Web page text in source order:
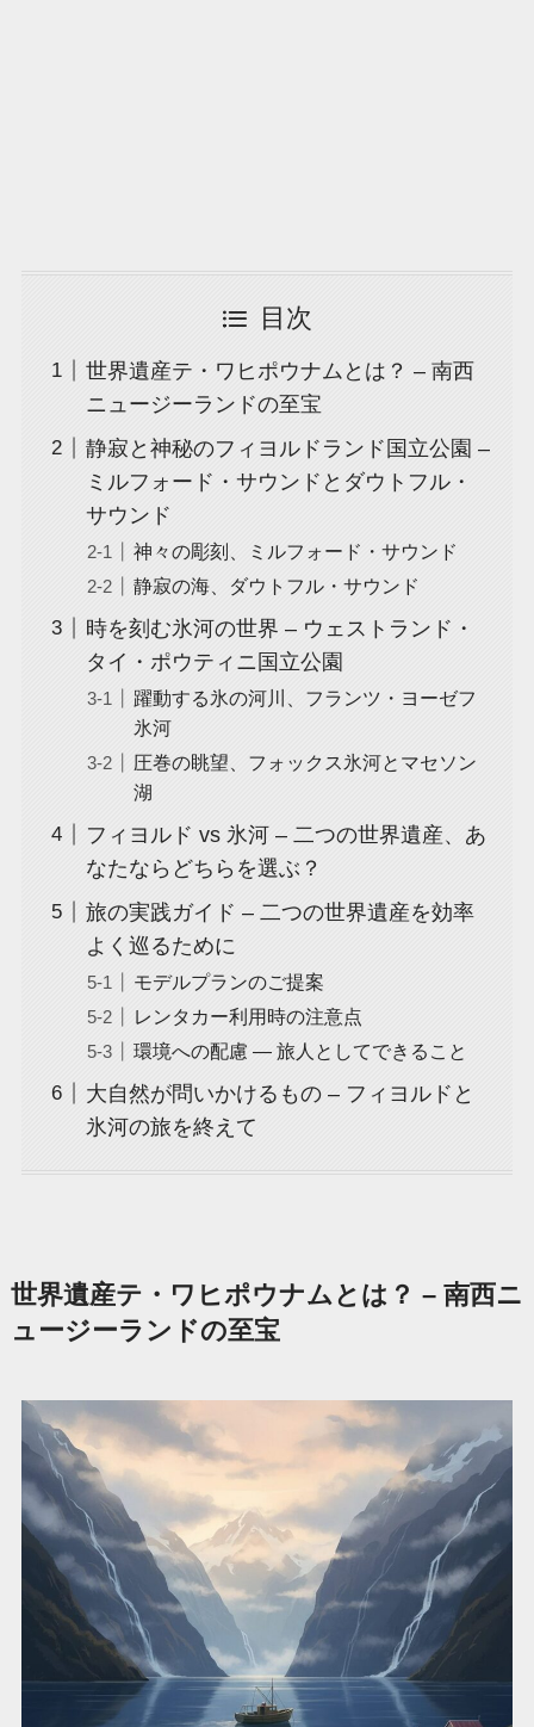
目次
世界遺産テ・ワヒポウナムとは？ – 南西
ニュージーランドの至宝
静寂と神秘のフィヨルドランド国立公園 –
ミルフォード・サウンドとダウトフル・
サウンド
神々の彫刻、ミルフォード・サウンド
静寂の海、ダウトフル・サウンド
時を刻む氷河の世界 – ウェストランド・
タイ・ポウティニ国立公園
躍動する氷の河川、フランツ・ヨーゼフ
氷河
圧巻の眺望、フォックス氷河とマセソン
湖
フィヨルド vs 氷河 – 二つの世界遺産、あ
なたならどちらを選ぶ？
旅の実践ガイド – 二つの世界遺産を効率
よく巡るために
モデルプランのご提案
レンタカー利用時の注意点
環境への配慮 — 旅人としてできること
大自然が問いかけるもの – フィヨルドと
氷河の旅を終えて
世界遺産テ・ワヒポウナムとは？ – 南西ニ
ュージーランドの至宝